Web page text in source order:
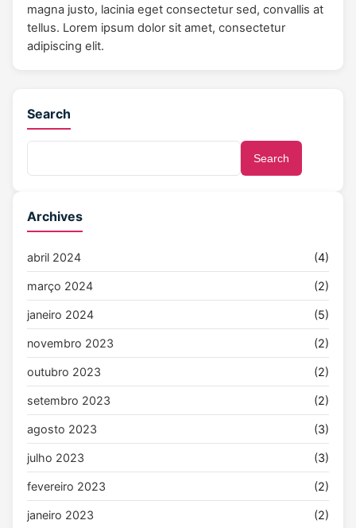
magna justo, lacinia eget consectetur sed, convallis at
tellus. Lorem ipsum dolor sit amet, consectetur
adipiscing elit.
Search
Search
Archives
abril 2024 (4)
março 2024 (2)
janeiro 2024 (5)
novembro 2023 (2)
outubro 2023 (2)
setembro 2023 (2)
agosto 2023 (3)
julho 2023 (3)
fevereiro 2023 (2)
janeiro 2023 (2)